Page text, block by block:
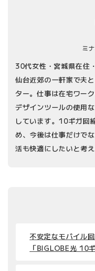
ミ
30代女性・宮城県在住
仙台近郊の一軒家で夫
ター。仕事は在宅ワー
デザインツールの使用
しています。10ギガ回
め、今後は仕事だけで
活も快適にしたいと考
不安定なモバイル
「BIGLOBE光 10ギ